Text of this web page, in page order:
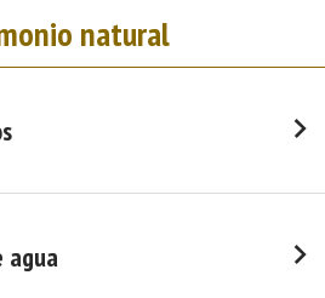
natural
agua